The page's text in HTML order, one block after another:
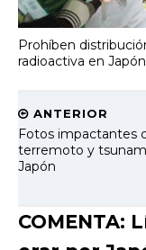
Prohíben
radioactiva en Japón
ANTERIOR
Fotos impactantes
terremoto y
Japón
COMENTA: